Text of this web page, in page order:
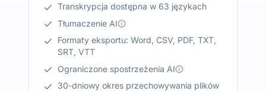
Transkrypcja dostępna w 63 językach
Tłumaczenie AI
Formaty eksportu: Word, CSV, PDF, TXT,
SRT, VTT
Ograniczone spostrzeżenia AI
30-dniowy okres przechowywania plików